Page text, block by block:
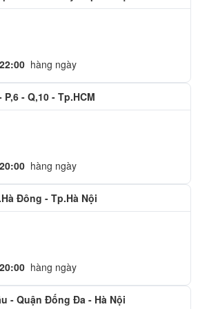
của Xiaomi 13 nổi bật?
Xiaomi cũng mang tới cho người dùng
chất thì trên phiên bản này, hãng cũng
phải cảm thấy thất vọng. Các thông số
như sau:
giải tới 50 MP
kỳ ấn tượng với độ phân giải 12 MP
hàng ngày
- Q,10 - Tp.HCM
hàng ngày
Đông - Tp.Hà Nội
hàng ngày
- Quận Đống Đa - Hà Nội